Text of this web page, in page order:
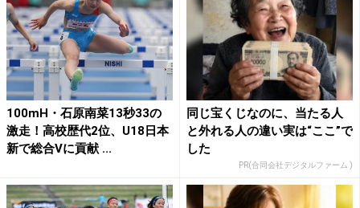
100mH・石原南菜13秒33の
激走！高校歴代2位、U18日本
新で総合Vに貢献 ...
同じ宝くじなのに、当たる人
と外れる人の違い実は“ここ”で
した
PR(合同会社デジタルファーム )